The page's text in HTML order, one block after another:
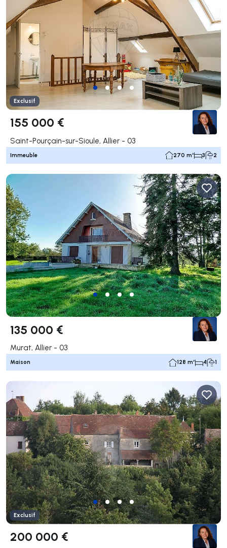
Exclusif
155 000 €
Saint-Pourçain-sur-Sioule, Allier - 03
Immeuble 270 m² 3 2
135 000 €
Murat, Allier - 03
Maison 128 m² 4 1
Exclusif
200 000 €